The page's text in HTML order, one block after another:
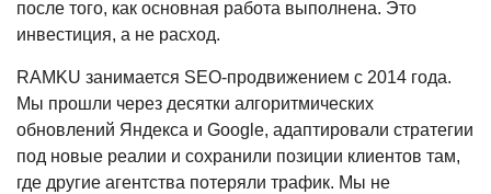
после того, как основная работа выполнена. Это
инвестиция, а не расход.
RAMKU занимается SEO-продвижением с 2014 года.
Мы прошли через десятки алгоритмических
обновлений Яндекса и Google, адаптировали стратегии
под новые реалии и сохранили позиции клиентов там,
где другие агентства потеряли трафик. Мы не